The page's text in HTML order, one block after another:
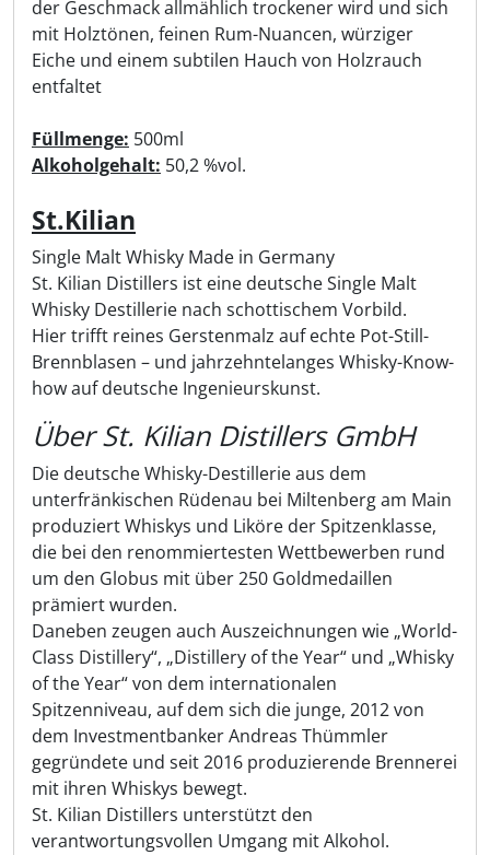
der Geschmack allmählich trockener wird und sich
mit Holztönen, feinen Rum-Nuancen, würziger
Eiche und einem subtilen Hauch von Holzrauch
entfaltet
Füllmenge: 500ml
Alkoholgehalt: 50,2 %vol.
St.Kilian
Single Malt Whisky Made in Germany
St. Kilian Distillers ist eine deutsche Single Malt
Whisky Destillerie nach schottischem Vorbild.
Hier trifft reines Gerstenmalz auf echte Pot-Still-
Brennblasen – und jahrzehntelanges Whisky-Know-
how auf deutsche Ingenieurskunst.
Über St. Kilian Distillers GmbH
Die deutsche Whisky-Destillerie aus dem
unterfränkischen Rüdenau bei Miltenberg am Main
produziert Whiskys und Liköre der Spitzenklasse,
die bei den renommiertesten Wettbewerben rund
um den Globus mit über 250 Goldmedaillen
prämiert wurden.
Daneben zeugen auch Auszeichnungen wie „World-
Class Distillery“, „Distillery of the Year“ und „Whisky
of the Year“ von dem internationalen
Spitzenniveau, auf dem sich die junge, 2012 von
dem Investmentbanker Andreas Thümmler
gegründete und seit 2016 produzierende Brennerei
mit ihren Whiskys bewegt.
St. Kilian Distillers unterstützt den
verantwortungsvollen Umgang mit Alkohol.